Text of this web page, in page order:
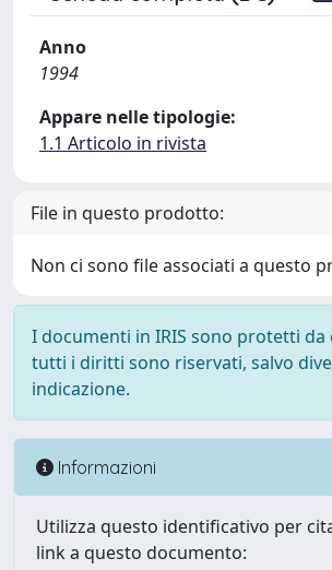
Anno
1994
Appare nelle tipologie:
1.1 Articolo in rivista
File in questo prodotto:
Non ci sono file associati a questo
I documenti in IRIS sono protetti
tutti i diritti sono riservati, salvo
indicazione.
Informazioni
Utilizza questo identificativo per
link a questo documento: